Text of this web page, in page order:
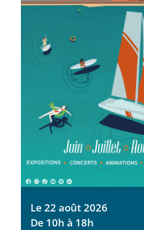
Le 22 août 2026
De 10h à 18h